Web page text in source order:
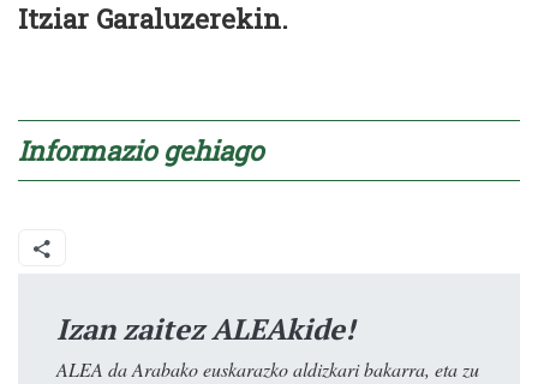
Itziar Garaluzerekin.
Informazio gehiago
Izan zaitez ALEAkide!
ALEA da Arabako euskarazko aldizkari bakarra, eta zu